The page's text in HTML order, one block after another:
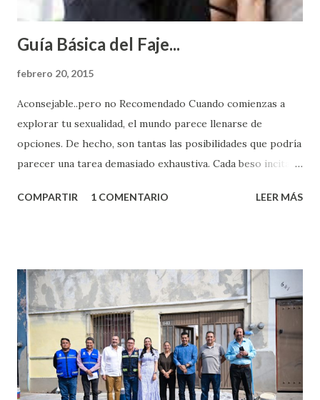
Guía Básica del Faje...
febrero 20, 2015
Aconsejable..pero no Recomendado Cuando comienzas a
explorar tu sexualidad, el mundo parece llenarse de
opciones. De hecho, son tantas las posibilidades que podría
parecer una tarea demasiado exhaustiva. Cada beso incita
partes de ti que jamás hubieras imaginado. El problema es
conoces ni la mitad de lo que deberías saber. Pero incluso
quienes ya han tenido relaciones sexuales no son expertos
o expertas en el tema. Siempre hay algo nuevo que
aprender y nuevas experiencias que conocer. Si eres una
chica y aún no has tenido relaciones sexuales, tal vez
pienses que el sexo será increíble y no puedas esperar para
COMPARTIR 1 COMENTARIO LEER MÁS